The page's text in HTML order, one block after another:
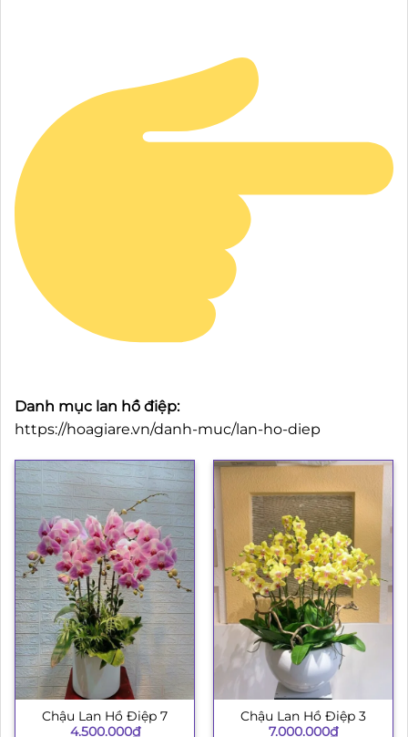
Danh mục lan hồ điệp:
https://hoagiare.vn/danh-muc/lan-ho-diep
Chậu Lan Hồ Điệp 7
4.500.000₫
Chậu Lan Hồ Điệp 3
7.000.000₫